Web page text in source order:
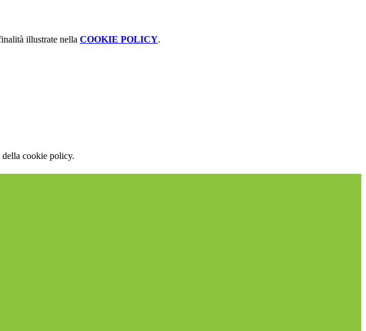
illustrate nella COOKIE POLICY.
della cookie policy.